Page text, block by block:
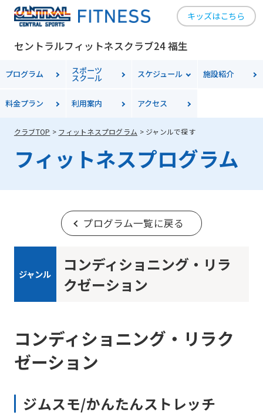
キッズはこちら
セントラルフィットネスクラブ24 福生
プログラム スポーツ
スクール スケジュール 施設紹介
料金プラン 利用案内 アクセス
クラブTOP フィットネスプログラム ジャンルで探す
フィットネスプログラム
プログラム一覧に戻る
ジャンル
コンディショニング・リラ
クゼーション
コンディショニング・リラク
ゼーション
ジムスモ/かんたんストレッチ